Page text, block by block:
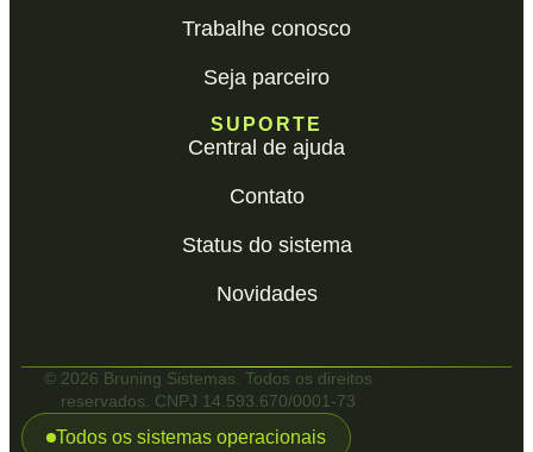
Trabalhe conosco
Seja parceiro
SUPORTE
Central de ajuda
Contato
Status do sistema
Novidades
© 2026 Bruning Sistemas. Todos os direitos
reservados. CNPJ 14.593.670/0001-73
Todos os sistemas operacionais